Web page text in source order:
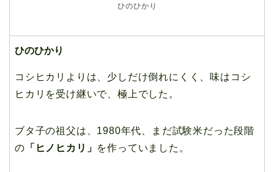
ひのひかり
ひのひかり
コシヒカリよりは、少しだけ倒れにくく、味はコシ
ヒカリを受け継いで、極上でした。
ブタ子の祖父は、1980年代、まだ試験米だった段階
の 「ヒノヒカリ」 を作っていました。